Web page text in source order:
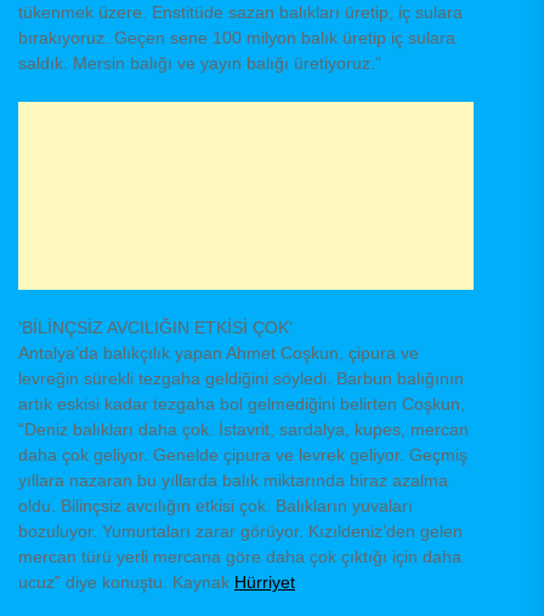
tükenmek üzere. Enstitüde sazan balıkları üretip, iç sulara
bırakıyoruz. Geçen sene 100 milyon balık üretip iç sulara
saldık. Mersin balığı ve yayın balığı üretiyoruz.”
‘BİLİNÇSİZ AVCILIĞIN ETKİSİ ÇOK’
Antalya’da balıkçılık yapan Ahmet Coşkun, çipura ve
levreğin sürekli tezgaha geldiğini söyledi. Barbun balığının
artık eskisi kadar tezgaha bol gelmediğini belirten Coşkun,
“Deniz balıkları daha çok. İstavrit, sardalya, kupes, mercan
daha çok geliyor. Genelde çipura ve levrek geliyor. Geçmiş
yıllara nazaran bu yıllarda balık miktarında biraz azalma
oldu. Bilinçsiz avcılığın etkisi çok. Balıkların yuvaları
bozuluyor. Yumurtaları zarar görüyor. Kızıldeniz’den gelen
mercan türü yerli mercana göre daha çok çıktığı için daha
ucuz” diye konuştu. Kaynak Hürriyet